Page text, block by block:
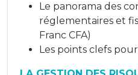
Le panorama des
réglementaires et
Franc CFA)
Les points clefs